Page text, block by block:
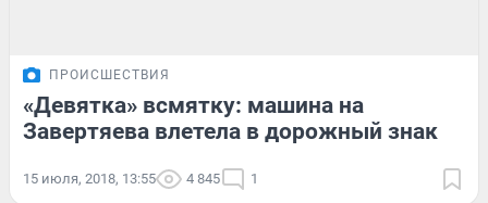
ПРОИСШЕСТВИЯ
«Девятка» всмятку: машина на
Завертяева влетела в дорожный знак
15 июля, 2018, 13:55 4 845 1